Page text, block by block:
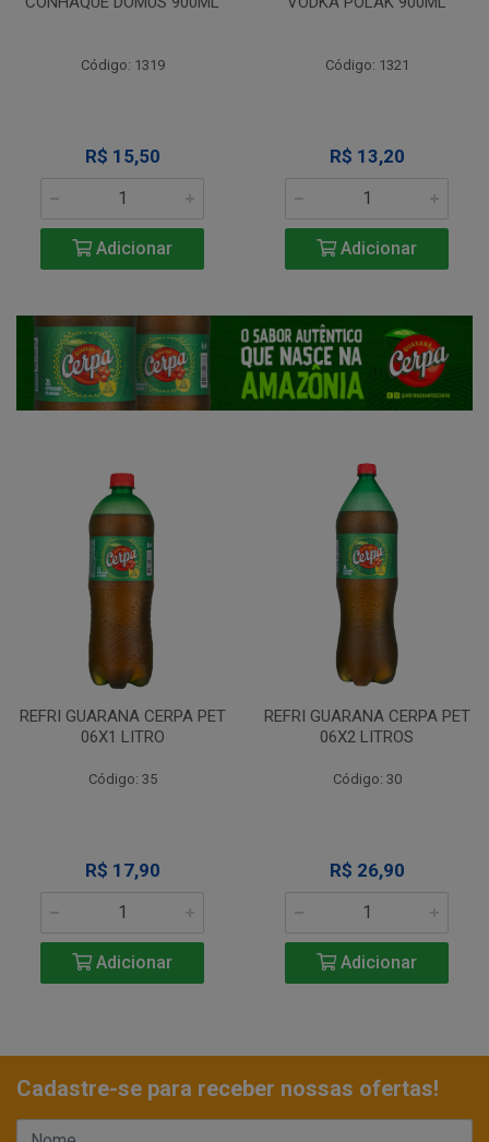
Código: 1319
R$ 15,50
Adicionar
Código: 1321
R$ 13,20
Adicionar
REFRI GUARANA CERPA PET
06X1 LITRO
Código: 35
R$ 17,90
Adicionar
REFRI GUARANA CERPA PET
06X2 LITROS
Código: 30
R$ 26,90
Adicionar
Cadastre-se para receber nossas ofertas!